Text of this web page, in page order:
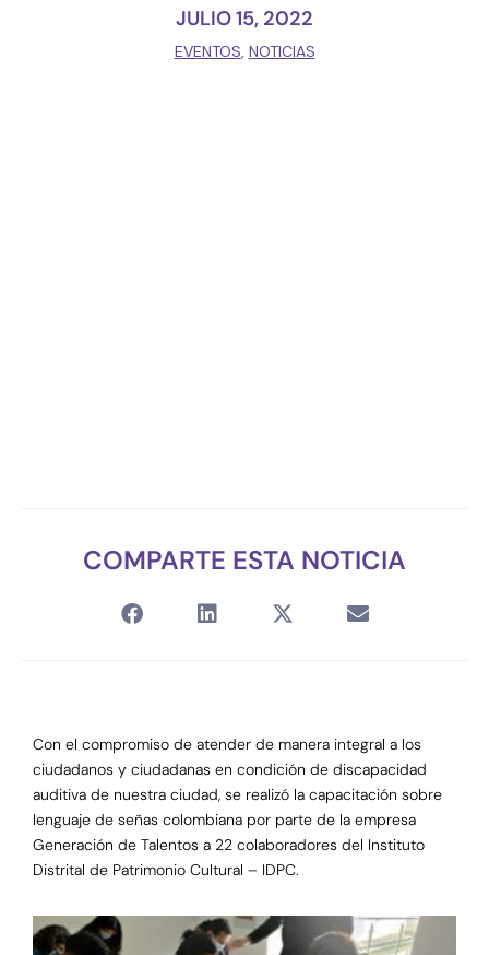
JULIO 15, 2022
EVENTOS, NOTICIAS
COMPARTE ESTA NOTICIA
Con el compromiso de atender de manera integral a los
ciudadanos y ciudadanas en condición de discapacidad
auditiva de nuestra ciudad, se realizó la capacitación sobre
lenguaje de señas colombiana por parte de la empresa
Generación de Talentos a 22 colaboradores del Instituto
Distrital de Patrimonio Cultural – IDPC.